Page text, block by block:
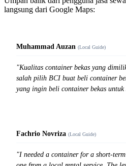
langsung dari Google Maps:
Muhammad Auzan (Local Guide)
"Kualitas container bekas yang
salah pilih BCI buat beli container
yang ingin beli container bekas
Fachrio Novriza (Local Guide)
"I needed a container for a short-